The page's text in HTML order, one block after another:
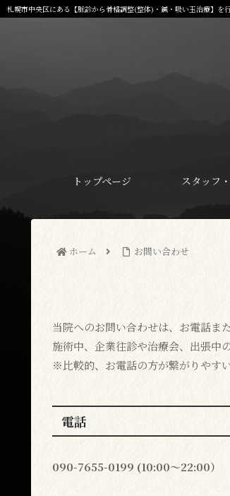
札幌市中央区にある【脈診から骨格調整(整体)・鍼・吸い玉治療】を行
トップページ スタッフ
ホーム お問い合わせ
当院へのお問い合わせは、お電話ま
施術中、企業往診や治療会、出張中
※比較的、お電話の方が繋がりやす
電話
090-7655-0199 (10:00～22:00）